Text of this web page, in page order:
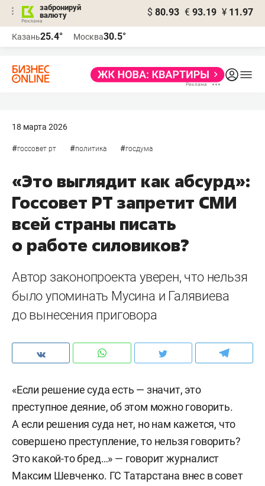
забронируй
валюту
$ 80.93 € 93.19 ¥ 11.97
Казань25.4° Москва30.5°
18 марта 2026
#госсовет рт #политика #госдума
«Это выглядит как абсурд»:
Госсовет РТ запретит СМИ
всей страны писать
о работе силовиков?
Автор законопроекта уверен, что нельзя
было упоминать Мусина и Галявиева
до вынесения приговора
«Если решение суда есть — значит, это
преступное деяние, об этом можно говорить.
А если решения суда нет, но нам кажется, что
совершено преступление, то нельзя говорить?
Это какой-то бред…» — говорит журналист
Максим Шевченко. ГС Татарстана внес в совет